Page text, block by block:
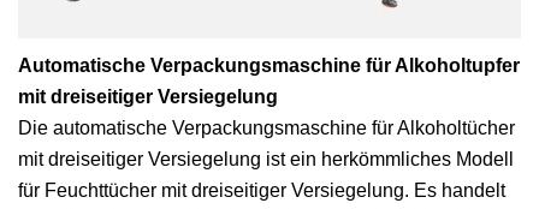
Automatische Verpackungsmaschine für Alkoholtupfer
mit dreiseitiger Versiegelung
Die automatische Verpackungsmaschine für Alkoholtücher
mit dreiseitiger Versiegelung ist ein herkömmliches Modell
für Feuchttücher mit dreiseitiger Versiegelung. Es handelt